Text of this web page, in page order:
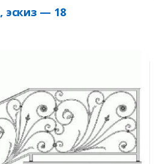
эскиз — 18